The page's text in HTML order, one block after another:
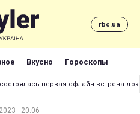
rbc.ua
Вкусно Гороскопы
первая офлайн-встреча
· 20:06